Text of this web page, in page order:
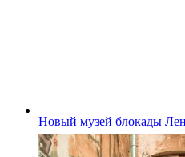
Новый музей блокады